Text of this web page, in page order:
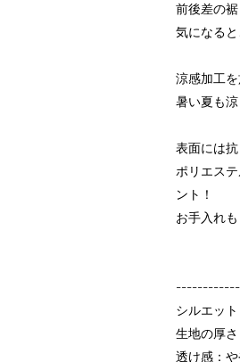
前後差の
気になる
涼感加工
暑い夏も涼
表面には
ポリエス
ント！
お手入れ
シルエッ
生地の厚
透け感：